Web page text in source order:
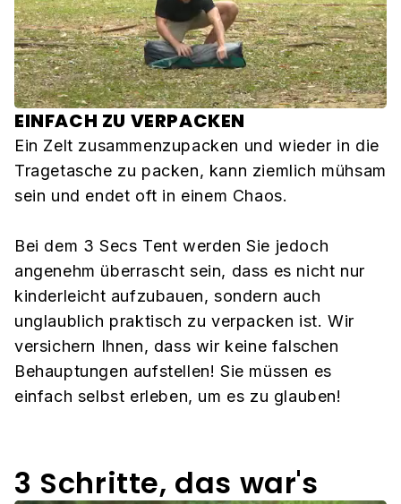
EINFACH ZU VERPACKEN
Ein Zelt zusammenzupacken und wieder in die
Tragetasche zu packen, kann ziemlich mühsam
sein und endet oft in einem Chaos.
Bei dem 3 Secs Tent werden Sie jedoch
angenehm überrascht sein, dass es nicht nur
kinderleicht aufzubauen, sondern auch
unglaublich praktisch zu verpacken ist. Wir
versichern Ihnen, dass wir keine falschen
Behauptungen aufstellen! Sie müssen es
einfach selbst erleben, um es zu glauben!
3 Schritte, das war's